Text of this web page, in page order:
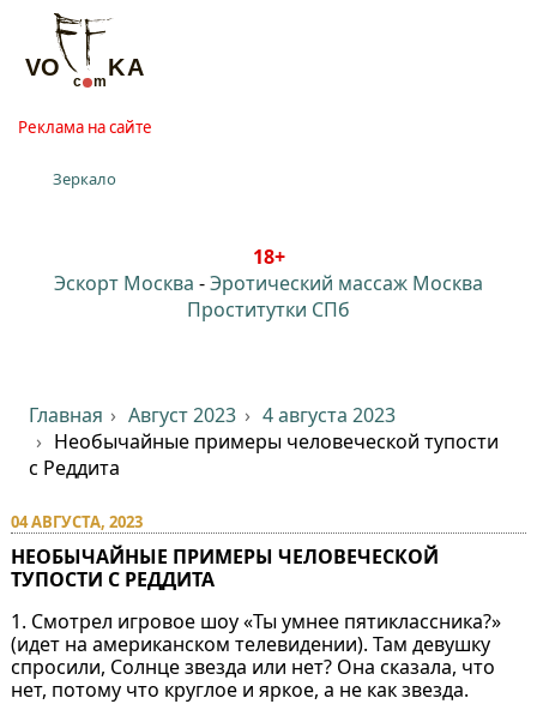
Реклама на сайте
Зеркало
18+
Эскорт Москва -Эротический массаж Москва
Проститутки СПб
Главная Август 2023
4 августа 2023
Необычайные примеры человеческой тупости⁠⁠
с Реддита
04 АВГУСТА, 2023
НЕОБЫЧАЙНЫЕ ПРИМЕРЫ ЧЕЛОВЕЧЕСКОЙ
ТУПОСТИ⁠⁠ С РЕДДИТА
1. Смотрел игровое шоу «Ты умнее пятиклассника?»
(идет на американском телевидении). Там девушку
спросили, Солнце звезда или нет? Она сказала, что
нет, потому что круглое и яркое, а не как звезда.